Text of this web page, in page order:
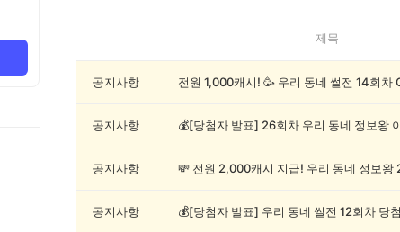
동
제목
공지사항
공지사항
공지사항
공지사항